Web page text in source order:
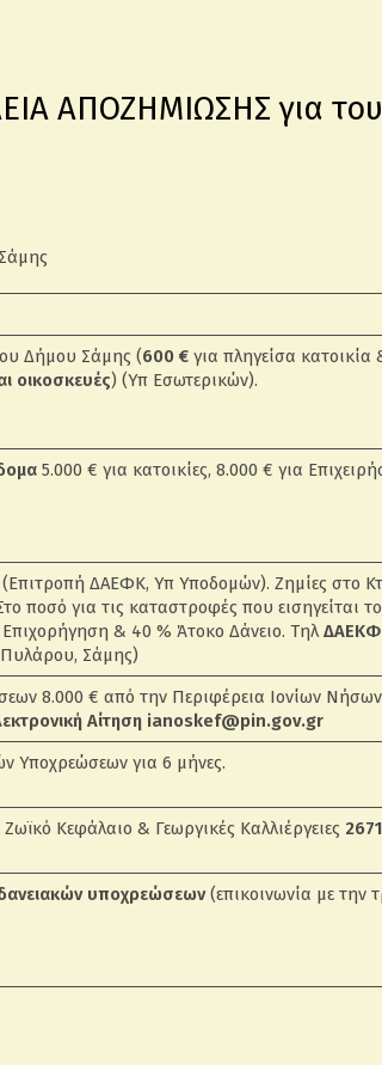
ΑΠΟΖΗΜΙΩΣΗΣ για
Δήμου Σάμης (600 € για πληγείσα κατοικία
οικοσκευές) (Υπ Εσωτερικών).
5.000 € για κατοικίες, 8.000 € για
ΔΑΕΦΚ, Υπ Υποδομών). Ζημίες στο
ποσό για τις καταστροφές που εισηγείται
Επιχορήγηση & 40 % Άτοκο Δάνειο. ΤηλΔΑΕΚΦ
Πυλάρου, Σάμης)
8.000 € από την Περιφέρεια Ιονίων
Αίτηση ianoskef@pin.gov.gr
Υποχρεώσεων για 6 μήνες.
Κεφάλαιο & Γεωργικές Καλλιέργειες
υποχρεώσεων(επικοινωνία με την